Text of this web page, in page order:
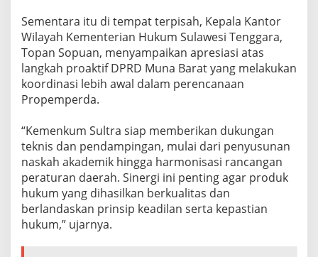
‎Sementara itu di tempat terpisah, Kepala Kantor
Wilayah Kementerian Hukum Sulawesi Tenggara,
Topan Sopuan, menyampaikan apresiasi atas
langkah proaktif DPRD Muna Barat yang melakukan
koordinasi lebih awal dalam perencanaan
Propemperda.
‎“Kemenkum Sultra siap memberikan dukungan
teknis dan pendampingan, mulai dari penyusunan
naskah akademik hingga harmonisasi rancangan
peraturan daerah. Sinergi ini penting agar produk
hukum yang dihasilkan berkualitas dan
berlandaskan prinsip keadilan serta kepastian
hukum,” ujarnya.